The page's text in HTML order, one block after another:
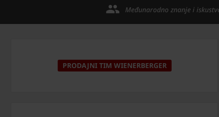
Međunarodno znanje i
PRODAJNI TIM WIENERBERGER